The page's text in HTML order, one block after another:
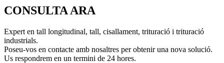
CONSULTA ARA
Expert en tall longitudinal, tall, cisallament, trituració i trituració
industrials.
Poseu-vos en contacte amb nosaltres per obtenir una nova solució.
Us respondrem en un termini de 24 hores.